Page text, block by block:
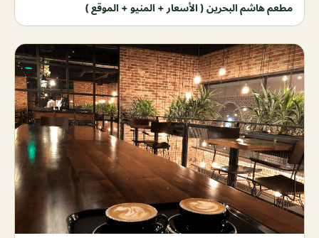
مطعم هاشم البحرين ( الأسعار + المنيو + الموقع )